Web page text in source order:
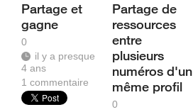
Partage et
gagne
0
il y a presque
4 ans
1 commentaire
Partage de
ressources
entre
plusieurs
numéros d'un
même profil
0